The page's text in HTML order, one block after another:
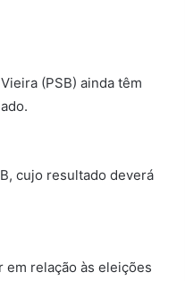
(PSB) ainda têm
cujo resultado deverá
em relação às eleições